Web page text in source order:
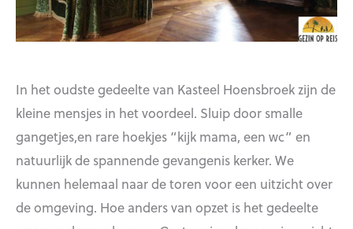
In het oudste gedeelte van Kasteel Hoensbroek zijn de
kleine mensjes in het voordeel. Sluip door smalle
gangetjes,en rare hoekjes “kijk mama, een wc” en
natuurlijk de spannende gevangenis kerker. We
kunnen helemaal naar de toren voor een uitzicht over
de omgeving. Hoe anders van opzet is het gedeelte